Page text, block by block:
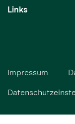
Links
Impressum